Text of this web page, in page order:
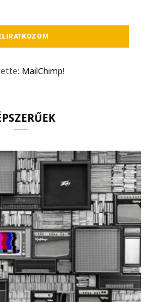
MailChimp!